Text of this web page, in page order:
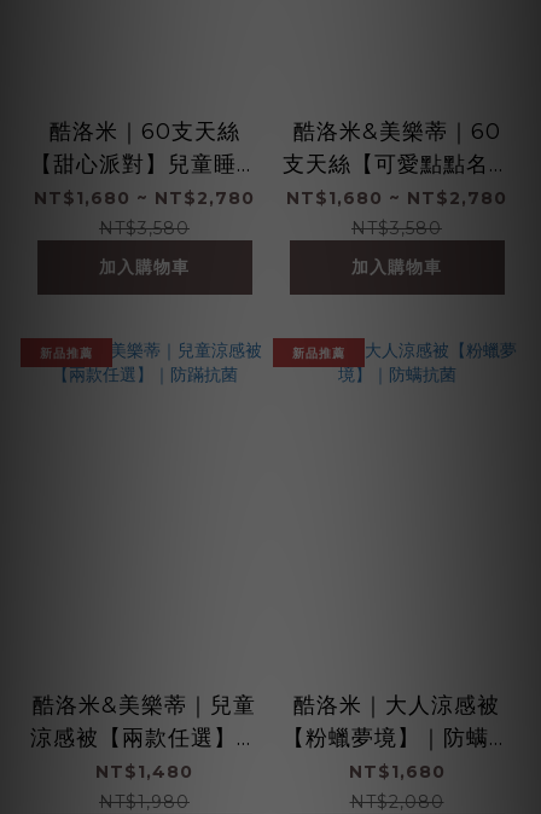
酷洛米｜60支天絲
【甜心派對】兒童睡墊
三件組｜100%萊賽爾
纖維
NT$1,680 ~ NT$2,780
NT$3,580
加入購物車
酷洛米&美樂蒂｜60
支天絲【可愛點點名】
兒童睡墊三件組｜
100%萊賽爾纖維
NT$1,680 ~ NT$2,780
NT$3,580
加入購物車
新品推薦
酷洛米&美樂蒂｜兒童
涼感被【兩款任選】｜
防蹣抗菌
NT$1,480
NT$1,980
新品推薦
酷洛米｜大人涼感被
【粉蠟夢境】｜防螨抗
菌
NT$1,680
NT$2,080